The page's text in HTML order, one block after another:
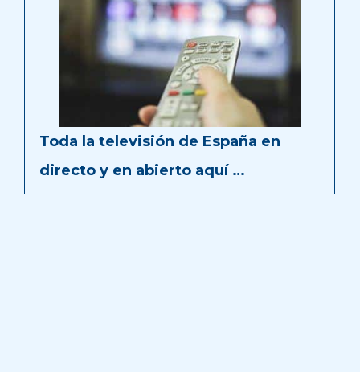
Toda la televisión de España en
directo y en abierto aquí …